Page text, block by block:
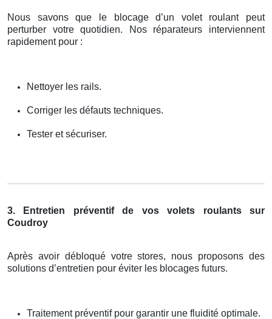
Nous savons que le blocage d’un volet roulant peut
perturber votre quotidien. Nos réparateurs interviennent
rapidement pour :
Nettoyer les rails.
Corriger les défauts techniques.
Tester et sécuriser.
3. Entretien préventif de vos volets roulants sur
Coudroy
Après avoir débloqué votre stores, nous proposons des
solutions d’entretien pour éviter les blocages futurs.
Traitement préventif pour garantir une fluidité optimale.